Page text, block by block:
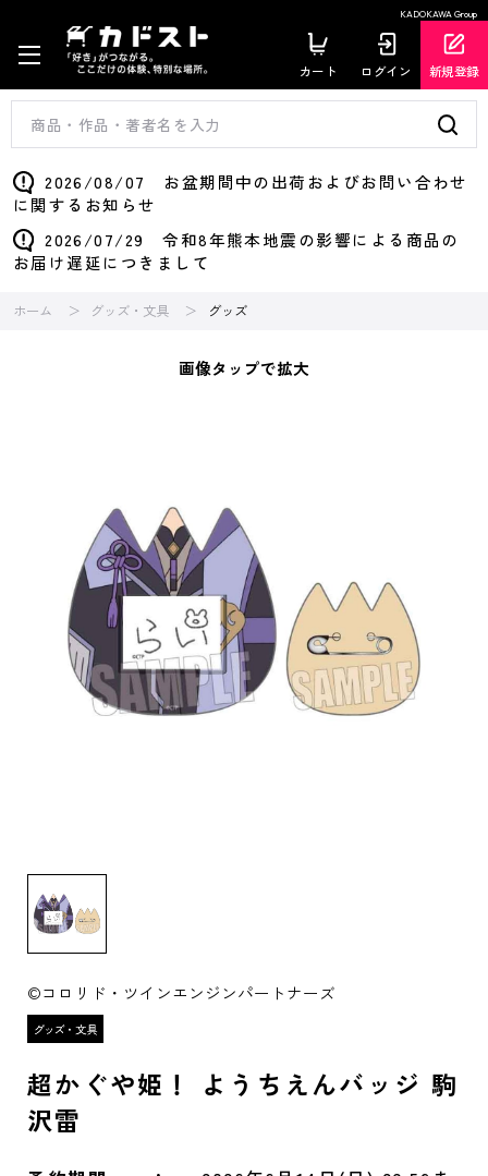
KADOKAWA Group
カート ログイン 新規登録
2026/08/07 お盆期間中の出荷およびお問い合わせ
に関するお知らせ
2026/07/29 令和8年熊本地震の影響による商品の
お届け遅延につきまして
ホーム グッズ・文具 グッズ
画像タップで拡大
©コロリド・ツインエンジンパートナーズ
超かぐや姫！ ようちえんバッジ 駒
沢雷